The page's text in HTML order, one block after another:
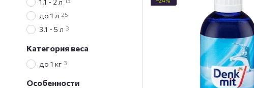
1.1 - 2 л
до 1 л 25
3.1 - 5 л 3
Категория веса
до 1 кг 3
Особенности